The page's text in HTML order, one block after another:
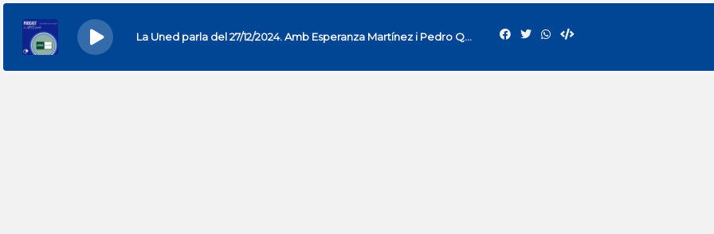
La Uned parla del 27/12/2024. Amb Esperanza Martínez i Pedro Quevedo (ADE i Economia)